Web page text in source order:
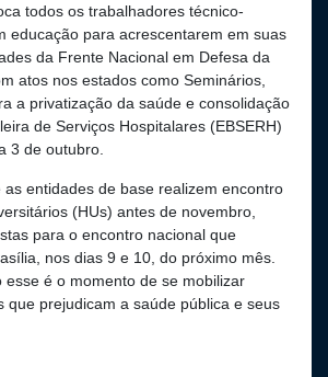
todos os trabalhadores técnico-
educação para acrescentarem em suas
da Frente Nacional em Defesa da
atos nos estados como Seminários,
a privatização da saúde e consolidação
de Serviços Hospitalares (EBSERH)
3 de outubro.
entidades de base realizem encontro
(HUs) antes de novembro,
para o encontro nacional que
nos dias 9 e 10, do próximo mês.
esse é o momento de se mobilizar
que prejudicam a saúde pública e seus